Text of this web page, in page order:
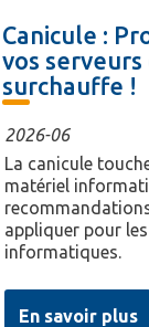
Canicule :
vos serveurs
surchauffe !
2026-06
La canicule
matériel
appliquer pour
informatiques.
En savoir plus